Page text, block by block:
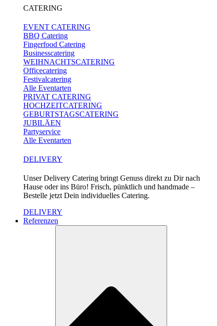
CATERING
EVENT CATERING
BBQ Catering
Fingerfood Catering
Businesscatering
WEIHNACHTSCATERING
Officecatering
Festivalcatering
Alle Eventarten
PRIVAT CATERING
HOCHZEITCATERING
GEBURTSTAGSCATERING
JUBILÄEN
Partyservice
Alle Eventarten
DELIVERY
Unser Delivery Catering bringt Genuss direkt zu Dir nach
Hause oder ins Büro! Frisch, pünktlich und handmade –
Bestelle jetzt Dein individuelles Catering.
DELIVERY
Referenzen